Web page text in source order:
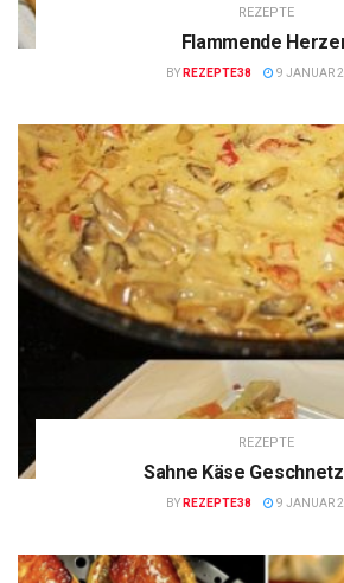
REZEPTE
Flammende
BY REZEPTE38 9 JANUAR
REZEPTE
Sahne Käse
BY REZEPTE38 9 JANUAR